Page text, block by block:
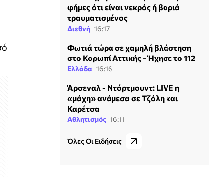
φήμες ότι είναι νεκρός ή βαριά
τραυματισμένος
Διεθνή 16:17
Φωτιά τώρα σε χαμηλή βλάστηση
στο Κορωπί Αττικής - Ήχησε το 112
Ελλάδα 16:16
Άρσεναλ - Ντόρτμουντ: LIVE η
«μάχη» ανάμεσα σε Τζόλη και
Καρέτσα
Αθλητισμός 16:11
Όλες Οι Ειδήσεις